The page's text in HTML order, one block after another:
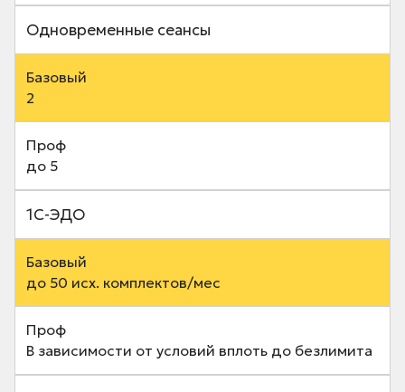
Одновременные сеансы
2
до 5
1С-ЭДО
до 50 исх. комплектов/мес
В зависимости от условий вплоть до безлимита